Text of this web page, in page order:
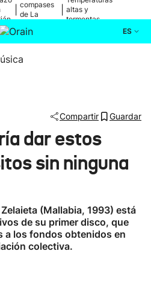
compases
de La
altas y
tormentas
ES
Actualidad
Ikusmiran
Compartir Guardar
dar estos
sin ninguna
(Mallabia, 1993) está
de su primer disco, que
a los fondos obtenidos en
colectiva.